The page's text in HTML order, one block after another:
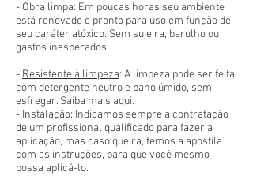
- Obra limpa: Em poucas horas seu ambiente
está renovado e pronto para uso em função de
seu caráter atóxico. Sem sujeira, barulho ou
gastos inesperados.
- Resistente à limpeza: A limpeza pode ser feita
com detergente neutro e pano úmido, sem
esfregar. Saiba mais aqui.
- Instalação: Indicamos sempre a contratação
de um profissional qualificado para fazer a
aplicação, mas caso queira, temos a apostila
com as instruções, para que você mesmo
possa aplicá-lo.